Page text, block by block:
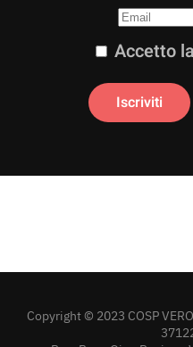
Accetto la
Copyright © 2023 COSP